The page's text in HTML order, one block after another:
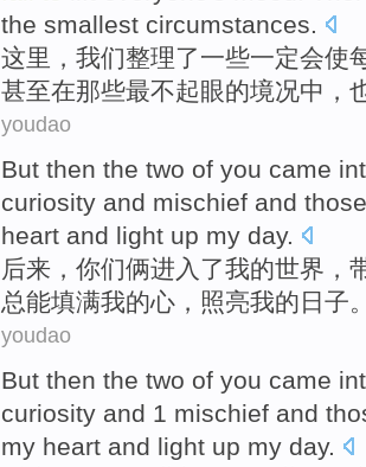
the smallest circumstances.
这里 ， 我们整理了一些一定会使
甚至在那些最不起眼的境况中 ，
youdao
But then the two of you came
curiosity and mischief and
heart and light up my day.
后来 ， 你们俩进入 了我的世界 ，
总能填满我的心 ， 照亮我的 日子
youdao
But then the two of you came
curiosity and 1 mischief and
my heart and light up my day.